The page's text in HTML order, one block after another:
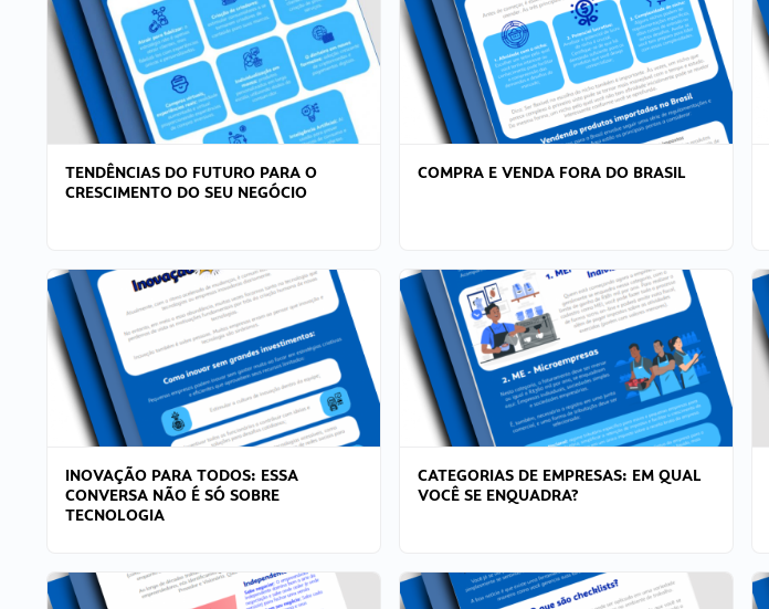
TENDÊNCIAS DO FUTURO PARA O
CRESCIMENTO DO SEU NEGÓCIO
COMPRA E VENDA FORA DO BRASIL
INOVAÇÃO PARA TODOS: ESSA
CONVERSA NÃO É SÓ SOBRE
TECNOLOGIA
CATEGORIAS DE EMPRESAS: EM QUAL
VOCÊ SE ENQUADRA?